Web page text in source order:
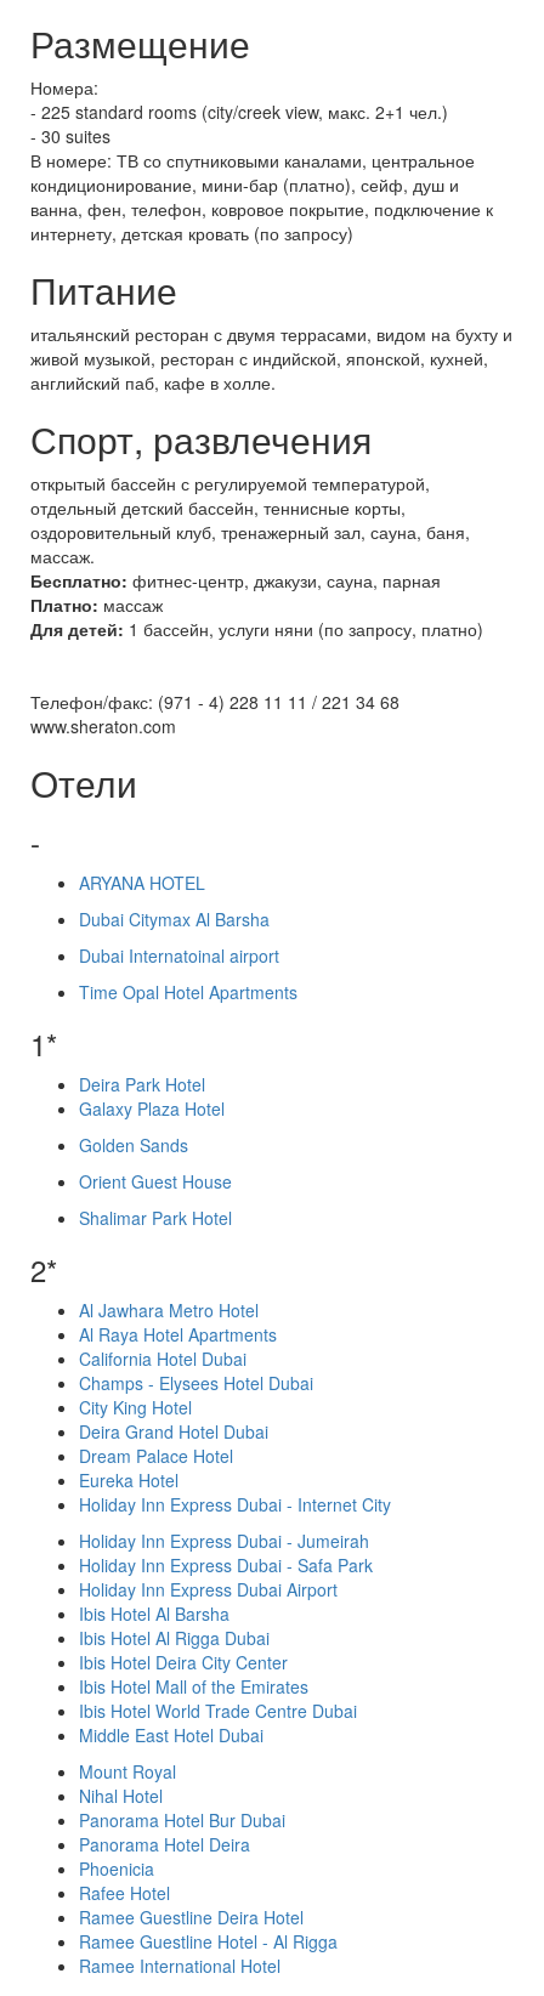
Размещение
Номера:
- 225 standard rooms (city/creek view, макс. 2+1 чел.)
- 30 suites
В номере: ТВ со спутниковыми каналами, центральное
кондиционирование, мини-бар (платно), сейф, душ и
ванна, фен, телефон, ковровое покрытие, подключение к
интернету, детская кровать (по запросу)
Питание
итальянский ресторан с двумя террасами, видом на бухту и
живой музыкой, ресторан с индийской, японской, кухней,
английский паб, кафе в холле.
Спорт, развлечения
открытый бассейн с регулируемой температурой,
отдельный детский бассейн, теннисные корты,
оздоровительный клуб, тренажерный зал, сауна, баня,
массаж.
Бесплатно: фитнес-центр, джакузи, сауна, парная
Платно: массаж
Для детей: 1 бассейн, услуги няни (по запросу, платно)
Телефон/факс: (971 - 4) 228 11 11 / 221 34 68
www.sheraton.com
Отели
-
ARYANA HOTEL
Dubai Citymax Al Barsha
Dubai Internatoinal airport
Time Opal Hotel Apartments
1*
Deira Park Hotel
Galaxy Plaza Hotel
Golden Sands
Orient Guest House
Shalimar Park Hotel
2*
Al Jawhara Metro Hotel
Al Raya Hotel Apartments
California Hotel Dubai
Champs - Elysees Hotel Dubai
City King Hotel
Deira Grand Hotel Dubai
Dream Palace Hotel
Eureka Hotel
Holiday Inn Express Dubai - Internet City
Holiday Inn Express Dubai - Jumeirah
Holiday Inn Express Dubai - Safa Park
Holiday Inn Express Dubai Airport
Ibis Hotel Al Barsha
Ibis Hotel Al Rigga Dubai
Ibis Hotel Deira City Center
Ibis Hotel Mall of the Emirates
Ibis Hotel World Trade Centre Dubai
Middle East Hotel Dubai
Mount Royal
Nihal Hotel
Panorama Hotel Bur Dubai
Panorama Hotel Deira
Phoenicia
Rafee Hotel
Ramee Guestline Deira Hotel
Ramee Guestline Hotel - Al Rigga
Ramee International Hotel